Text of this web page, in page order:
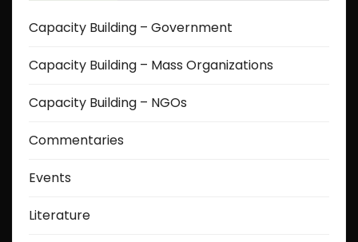
Capacity Building – Government
Capacity Building – Mass Organizations
Capacity Building – NGOs
Commentaries
Events
Literature